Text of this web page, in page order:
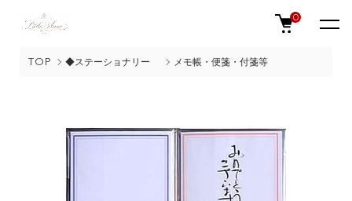
0
TOP ◆ステーショナリー メモ帳・便箋・付箋等